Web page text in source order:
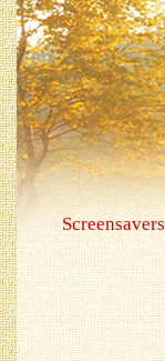
Screensavers